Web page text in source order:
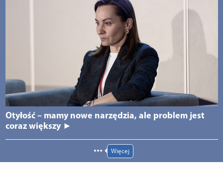
Otyłość – mamy nowe narzędzia, ale problem jest
coraz większy ►
Więcej